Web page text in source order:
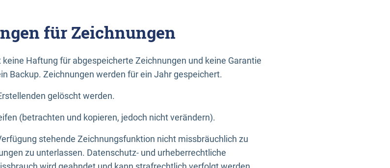
für Zeichnungen
Haftung für abgespeicherte Zeichnungen und keine Garantie
Backup. Zeichnungen werden für ein Jahr gespeichert.
gelöscht werden.
(betrachten und kopieren, jedoch nicht verändern).
stehende Zeichnungsfunktion nicht missbräuchlich zu
zu unterlassen. Datenschutz- und urheberrechtliche